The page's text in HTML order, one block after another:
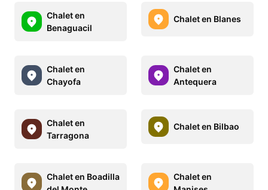
Chalet en
Benaguacil
Chalet en Blanes
Chalet en
Chayofa
Chalet en
Antequera
Chalet en
Tarragona
Chalet en Bilbao
Chalet en Boadilla
Chalet en